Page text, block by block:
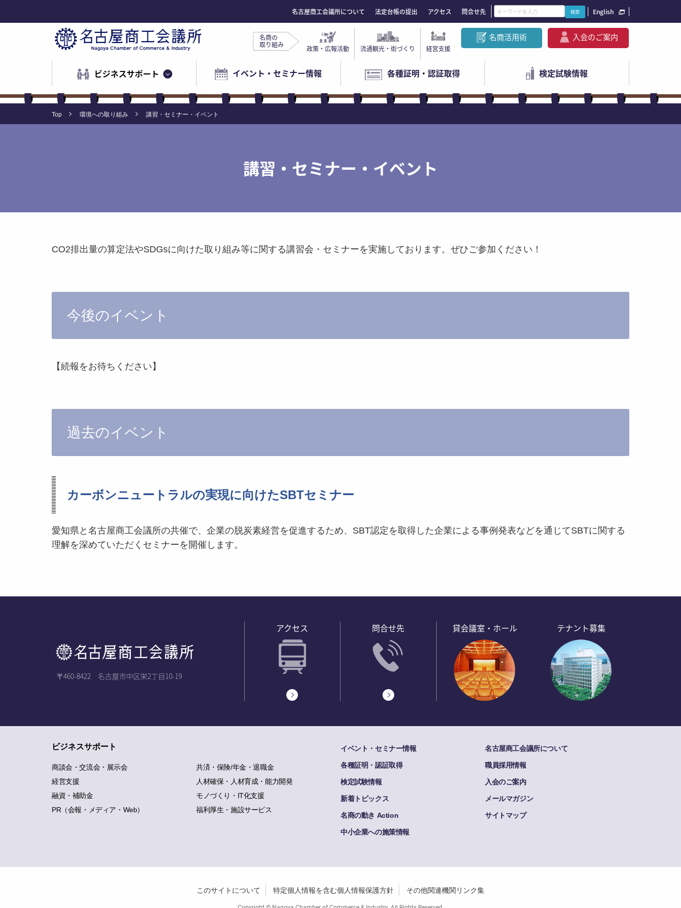
ビジネスサポート イベント・セミナー情報 各種証明・認証取得 検定試験情報
名商の
取り組み 政策・広報活動 流通観光・街づくり 経営支援
名商活用術 入会のご案内
名古屋商工会議所について 法定台帳の提出 アクセス 問合せ先 English
Top 環境への取り組み 講習・セミナー・イベント
講習・セミナー・イベント
CO2排出量の算定法やSDGsに向けた取り組み等に関する講習会・セミナーを実施しております。ぜひご参加ください！
今後のイベント
【続報をお待ちください】
過去のイベント
カーボンニュートラルの実現に向けたSBTセミナー
愛知県と名古屋商工会議所の共催で、企業の脱炭素経営を促進するため、 SBT認定を取得した企業による事例発表などを通じてSBTに関する
理解を深めていただくセミナーを開催します。
〒460-8422 名古屋市中区栄2丁目10-19
アクセス 問合せ先 貸会議室・ホール テナント募集
ビジネスサポート
商談会・交流会・展示会
経営支援
融資・補助金
PR（会報・メディア・Web）
共済・保険/年金・退職金
人材確保・人材育成・能力開発
モノづくり・IT化支援
福利厚生・施設サービス
イベント・セミナー情報
各種証明・認証取得
検定試験情報
新着トピックス
名商の動き Action
中小企業への施策情報
名古屋商工会議所について
職員採用情報
入会のご案内
メールマガジン
サイトマップ
このサイトについて 特定個人情報を含む個人情報保護方針 その他関連機関リンク集